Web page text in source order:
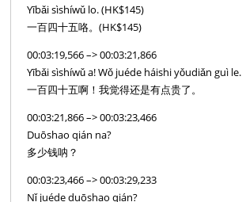
Yībǎi sìshíwǔ lo. (HK$145)
一百四十五咯。(HK$145)
00:03:19,566 –> 00:03:21,866
Yībǎi sìshíwǔ a! Wǒ juéde háishi yǒudiǎn guì le.
一百四十五啊！我觉得还是有点贵了。
00:03:21,866 –> 00:03:23,466
Duōshao qián na?
多少钱呐？
00:03:23,466 –> 00:03:29,233
Nǐ juéde duōshao qián?